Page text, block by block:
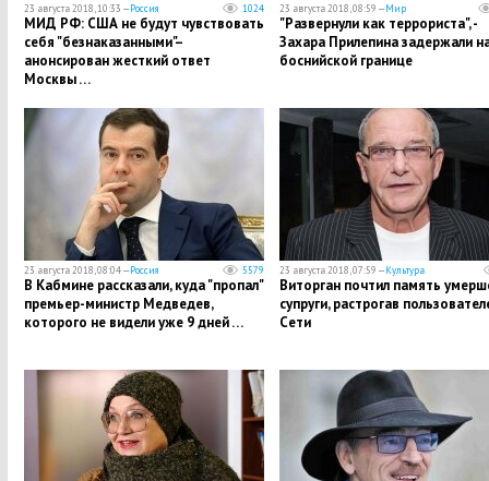
23 августа 2018, 10:33 —Россия 1024
МИД РФ: США не будут чувствовать
себя "безнаказанными"–
анонсирован жесткий ответ
Москвы …
23 августа 2018, 08:59 —Мир
"Развернули как террориста", -
Захара Прилепина задержали
боснийской границе
23 августа 2018, 08:04 —Россия 5579
В Кабмине рассказали, куда "пропал"
премьер-министр Медведев,
которого не видели уже 9 дней …
23 августа 2018, 07:59 —Культура
​Виторган почтил память
супруги, растрогав
Сети